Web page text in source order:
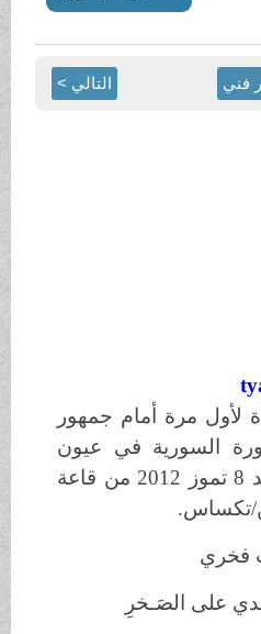
التالي >
مرة أمام جمهور
السورية في عيون
الشعراء العرب) الأحد 8 تموز 2012 من قاعة
تكساس.
على الصَـخرِ